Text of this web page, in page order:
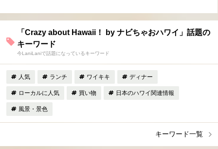
「Crazy about Hawaii！ by ナビちゃおハワイ」話題の
キーワード
今LaniLaniで話題になっているキーワード
人気 ランチ ワイキキ ディナー
ローカルに人気 買い物 日本のハワイ関連情報
風景・景色
キーワード一覧